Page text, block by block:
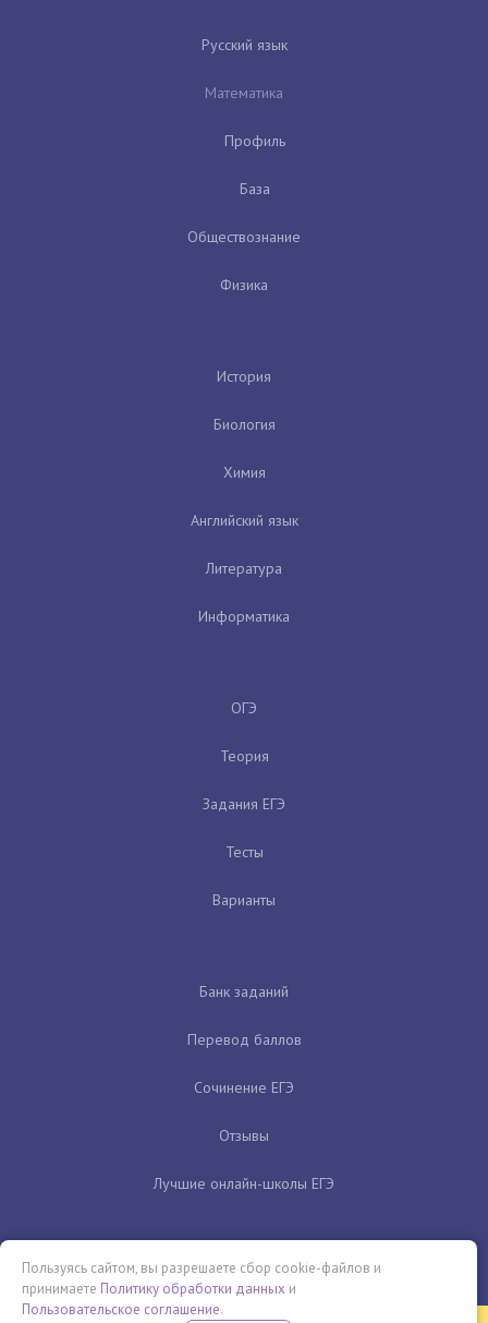
Русский язык
Математика
Профиль
База
Обществознание
Физика
История
Биология
Химия
Английский язык
Литература
Информатика
ОГЭ
Теория
Задания ЕГЭ
Тесты
Варианты
Банк заданий
Перевод баллов
Сочинение ЕГЭ
Отзывы
Лучшие онлайн-школы ЕГЭ
Пользуясь сайтом, вы разрешаете сбор cookie-файлов и
принимаете Политику обработки данных и
Пользовательское соглашение.